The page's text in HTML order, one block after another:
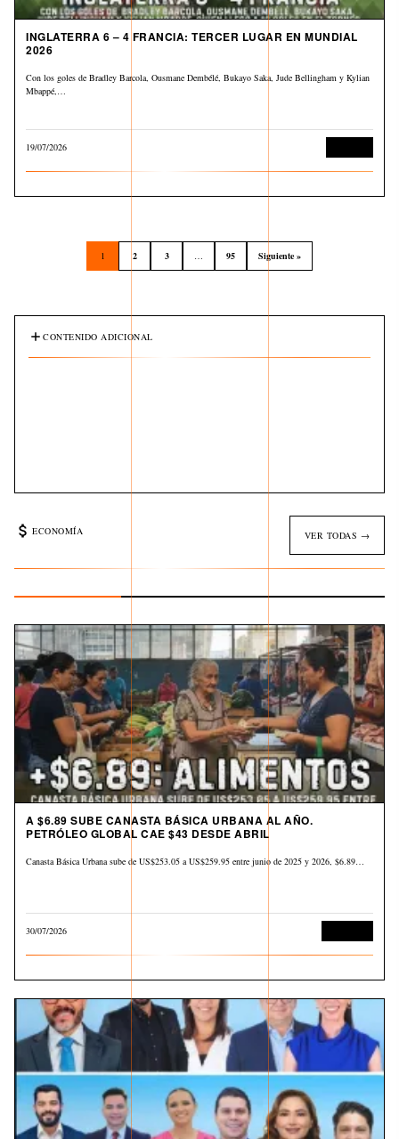
INGLATERRA 6 – 4 FRANCIA: TERCER LUGAR EN MUNDIAL
2026
Con los goles de Bradley Barcola, Ousmane Dembélé, Bukayo Saka, Jude Bellingham y Kylian
Mbappé,…
19/07/2026
1 2 3 … 95 Siguiente »
CONTENIDO ADICIONAL
ECONOMÍA VER TODAS →
A $6.89 SUBE CANASTA BÁSICA URBANA AL AÑO.
PETRÓLEO GLOBAL CAE $43 DESDE ABRIL
Canasta Básica Urbana sube de US$253.05 a US$259.95 entre junio de 2025 y 2026, $6.89…
30/07/2026